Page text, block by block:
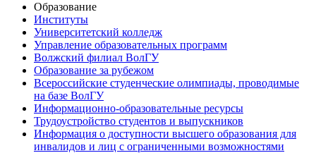
Образование
Институты
Университетский колледж
Управление образовательных программ
Волжский филиал ВолГУ
Образование за рубежом
Всероссийские студенческие олимпиады, проводимые
на базе ВолГУ
Информационно-образовательные ресурсы
Трудоустройство студентов и выпускников
Информация о доступности высшего образования для
инвалидов и лиц с ограниченными возможностями